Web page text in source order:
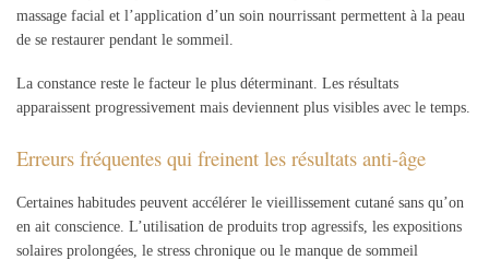
massage facial et l’application d’un soin nourrissant permettent à la peau
de se restaurer pendant le sommeil.
La constance reste le facteur le plus déterminant. Les résultats
apparaissent progressivement mais deviennent plus visibles avec le temps.
Erreurs fréquentes qui freinent les résultats anti-âge
Certaines habitudes peuvent accélérer le vieillissement cutané sans qu’on
en ait conscience. L’utilisation de produits trop agressifs, les expositions
solaires prolongées, le stress chronique ou le manque de sommeil